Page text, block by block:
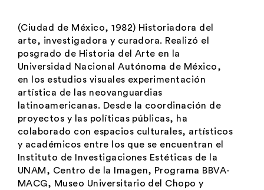
(Ciudad de México, 1982) Historiadora del
arte, investigadora y curadora. Realizó el
posgrado de Historia del Arte en la
Universidad Nacional Autónoma de México,
en los estudios visuales experimentación
artística de las neovanguardias
latinoamericanas. Desde la coordinación de
proyectos y las políticas públicas, ha
colaborado con espacios culturales, artísticos
y académicos entre los que se encuentran el
Instituto de Investigaciones Estéticas de la
UNAM, Centro de la Imagen, Programa BBVA-
MACG, Museo Universitario del Chopo y